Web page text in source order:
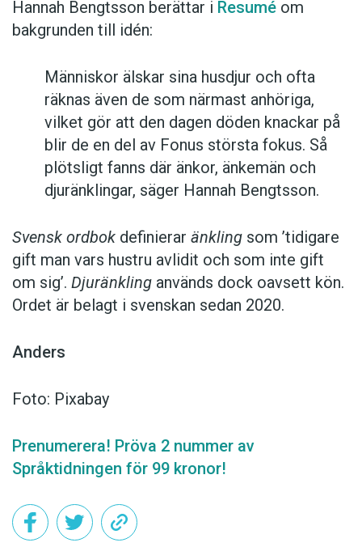
Hannah Bengtsson berättar i Resumé om
bakgrunden till idén:
Människor älskar sina husdjur och ofta
räknas även de som närmast anhöriga,
vilket gör att den dagen döden knackar på
blir de en del av Fonus största fokus. Så
plötsligt fanns där änkor, änkemän och
djuränklingar, säger Hannah Bengtsson.
Svensk ordbok definierar änkling som ’tidigare
gift man vars hustru av­lidit och som inte gift
om sig’. Djuränkling används dock oavsett kön.
Ordet är belagt i svenskan sedan 2020.
Anders
Foto: Pixabay
Prenumerera! Pröva 2 nummer av
Språktidningen för 99 kronor!